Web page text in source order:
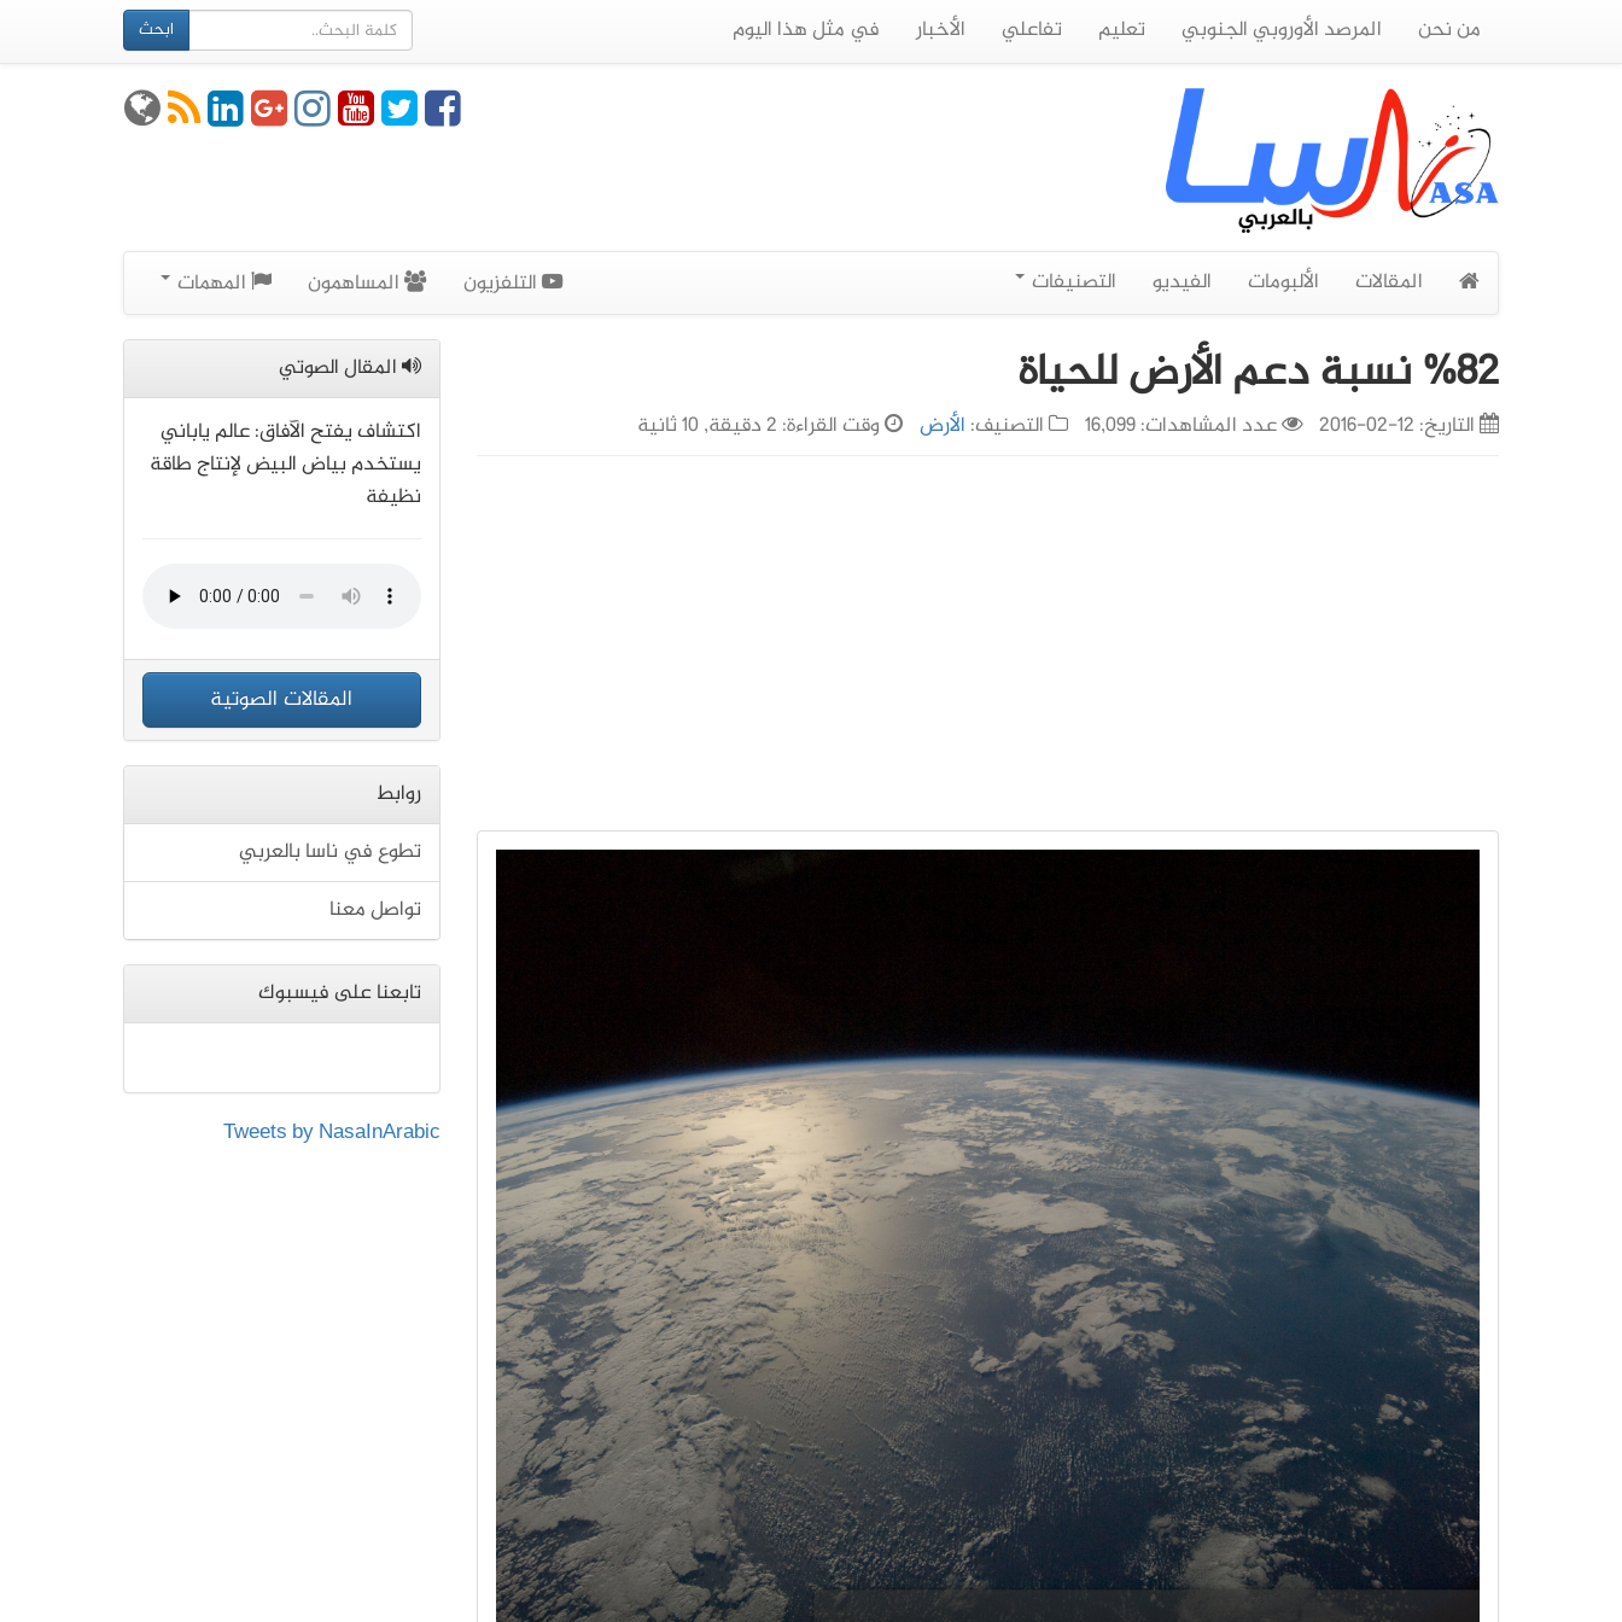
من نحن المرصد الأوروبي الجنوبي تعليم تفاعلي الأخبار في مثل هذا اليوم ابحث
المقالات الألبومات الفيديو التصنيفات التلفزيون المساهمون المهمات
%82 نسبة دعم الأرض للحياة
التاريخ: 12-02-2016 عدد المشاهدات: 16,099 التصنيف: الأرض وقت القراءة: 2 دقيقة, 10 ثانية
المقال الصوتي
اكتشاف يفتح الآفاق: عالم ياباني
يستخدم بياض البيض لإنتاج طاقة
نظيفة
المقالات الصوتية
روابط
تطوع في ناسا بالعربي
تواصل معنا
تابعنا على فيسبوك
Tweets by NasaInArabic